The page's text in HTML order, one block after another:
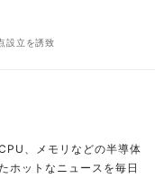
設立を誘致
、メモリなどの半導体
ホットなニュースを毎日